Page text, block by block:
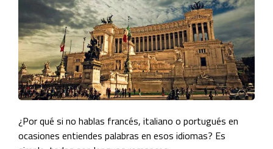
¿Por qué si no hablas francés, italiano o portugués en
ocasiones entiendes palabras en esos idiomas? Es